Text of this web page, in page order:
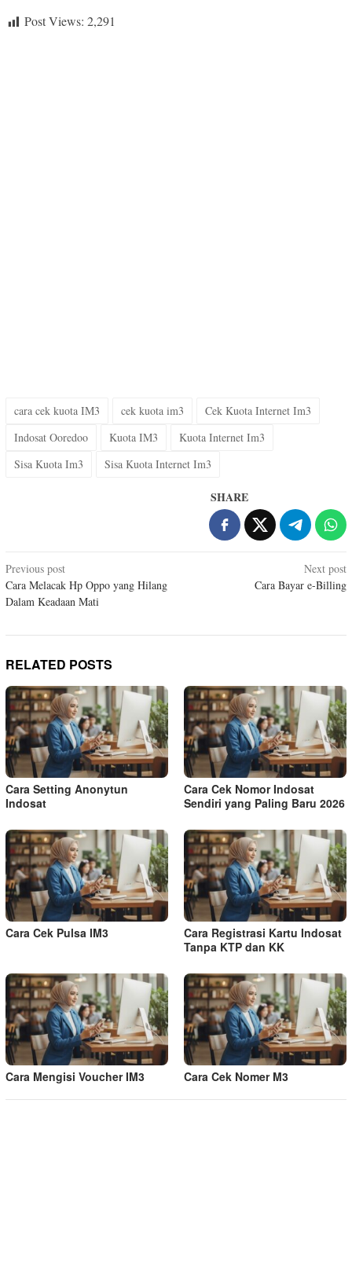
Post Views: 2,291
cara cek kuota IM3 cek kuota im3
Cek Kuota Internet Im3
Indosat Ooredoo
Kuota IM3
Kuota Internet Im3
Sisa Kuota Im3
Sisa Kuota Internet Im3
SHARE
Post
navigation
Previous post
Cara Melacak Hp Oppo yang Hilang
Dalam Keadaan Mati
Next post
Cara Bayar e-Billing
RELATED POSTS
Cara Setting Anonytun
Indosat
Cara Cek Nomor Indosat
Sendiri yang Paling Baru 2026
Cara Cek Pulsa IM3
Cara Registrasi Kartu Indosat
Tanpa KTP dan KK
Cara Mengisi Voucher IM3 Cara Cek Nomer M3